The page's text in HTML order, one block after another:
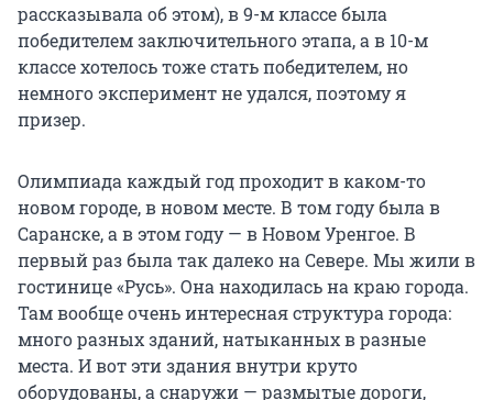
рассказывала об этом), в 9-м классе была
победителем заключительного этапа, а в 10-м
классе хотелось тоже стать победителем, но
немного эксперимент не удался, поэтому я
призер.
Олимпиада каждый год проходит в каком-то
новом городе, в новом месте. В том году была в
Саранске, а в этом году — в Новом Уренгое. В
первый раз была так далеко на Севере. Мы жили в
гостинице «Русь». Она находилась на краю города.
Там вообще очень интересная структура города:
много разных зданий, натыканных в разные
места. И вот эти здания внутри круто
оборудованы, а снаружи — размытые дороги,